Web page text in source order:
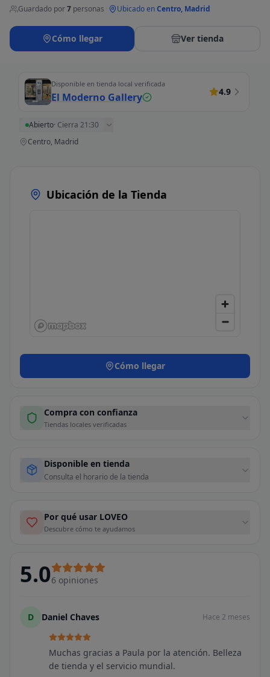
Guardado por7 personas Ubicado enCentro, Madrid
Cómo llegar Ver tienda
Disponible en tienda local verificada
El Moderno Gallery 4.9
Abierto· Cierra 21:30
Centro, Madrid
Ubicación de la Tienda
Cómo llegar
Compra con confianza
Tiendas locales verificadas
Disponible en tienda
Consulta el horario de la tienda
Por qué usar LOVEO
Descubre cómo te ayudamos
5.06 opiniones
D Daniel Chaves Hace 2 meses
Muchas gracias a Paula por la atención. Belleza
de tienda y el servicio mundial.